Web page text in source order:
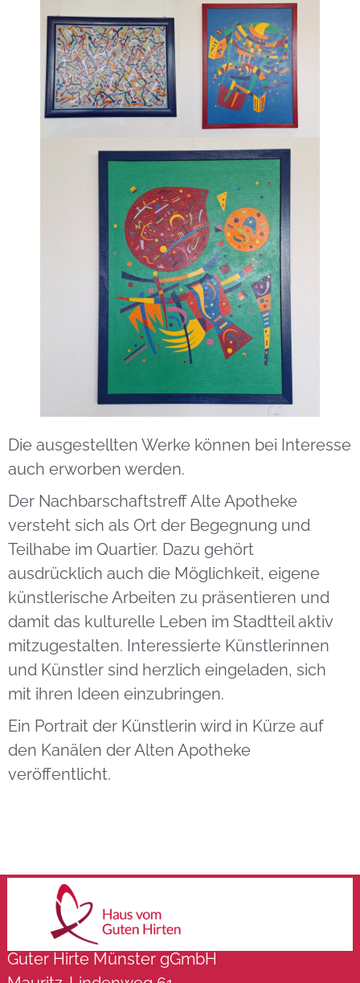
Die ausgestellten Werke können bei Interesse
auch erworben werden.
Der Nachbarschaftstreff Alte Apotheke
versteht sich als Ort der Begegnung und
Teilhabe im Quartier. Dazu gehört
ausdrücklich auch die Möglichkeit, eigene
künstlerische Arbeiten zu präsentieren und
damit das kulturelle Leben im Stadtteil aktiv
mitzugestalten. Interessierte Künstlerinnen
und Künstler sind herzlich eingeladen, sich
mit ihren Ideen einzubringen.
Ein Portrait der Künstlerin wird in Kürze auf
den Kanälen der Alten Apotheke
veröffentlicht.
Guter Hirte Münster gGmbH